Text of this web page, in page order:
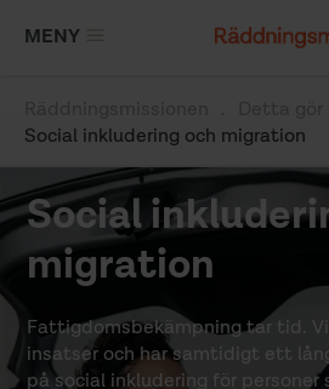
MENY
Länkstig
Social inkludering och migration
Social
migration
Fattigdomsbekämpning tar tid.
insatser och har samtidigt ett
på social inkludering för personer